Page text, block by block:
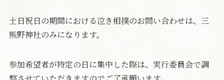
土日祝日の期間における泣き相撲のお問い合わせは、三
熊野神社のみになります。
参加希望者が特定の日に集中した際は、実行委員会で調